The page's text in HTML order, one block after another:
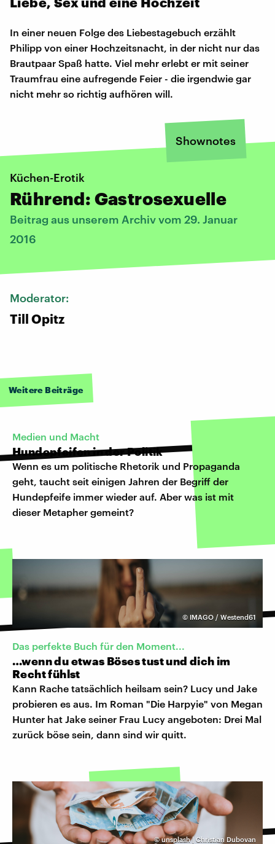
In einer neuen Folge des Liebestagebuch erzählt
Philipp von einer Hochzeitsnacht, in der nicht nur das
Brautpaar Spaß hatte. Viel mehr erlebt er mit seiner
Traumfrau eine aufregende Feier - die irgendwie gar
nicht mehr so richtig aufhören will.
Shownotes
Küchen-Erotik
Rührend: Gastrosexuelle
Beitrag aus unserem Archiv vom 29. Januar
2016
Moderator:
Till Opitz
Weitere Beiträge
Medien und Macht
Hundepfeifen in der Politik
Wenn es um politische Rhetorik und Propaganda
geht, taucht seit einigen Jahren der Begriff der
Hundepfeife immer wieder auf. Aber was ist mit
dieser Metapher gemeint?
© IMAGO / Westend61
Das perfekte Buch für den Moment...
…wenn du etwas Böses tust und dich im
Recht fühlst
Kann Rache tatsächlich heilsam sein? Lucy und Jake
probieren es aus. Im Roman "Die Harpyie" von Megan
Hunter hat Jake seiner Frau Lucy angeboten: Drei Mal
zurück böse sein, dann sind wir quitt.
©unsplash | Christian Dubovan